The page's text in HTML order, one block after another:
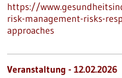
https://
risk-management-risks-
approaches
Veranstaltung - 12.02.2026